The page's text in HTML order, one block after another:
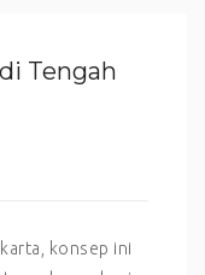
Tengah
konsep ini